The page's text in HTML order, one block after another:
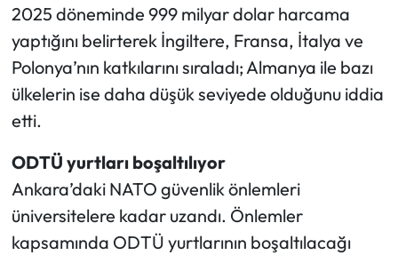
2025 döneminde 999 milyar dolar harcama
yaptığını belirterek İngiltere, Fransa, İtalya ve
Polonya’nın katkılarını sıraladı; Almanya ile bazı
ülkelerin ise daha düşük seviyede olduğunu iddia
etti.
ODTÜ yurtları boşaltılıyor
Ankara’daki NATO güvenlik önlemleri
üniversitelere kadar uzandı. Önlemler
kapsamında ODTÜ yurtlarının boşaltılacağı